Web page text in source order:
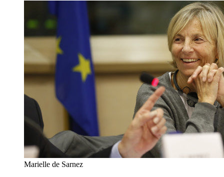
Marielle de Sarnez